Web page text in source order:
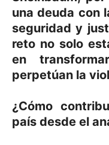
una deuda con
seguridad y
reto no solo
en
perpetúan la
¿Cómo
país desde el